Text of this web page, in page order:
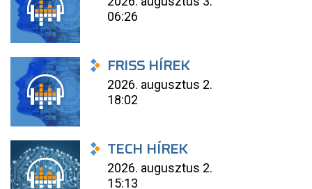
06:26
FRISS HÍREK
2026. augusztus 2.
18:02
TECH HÍREK
2026. augusztus 2.
15:13